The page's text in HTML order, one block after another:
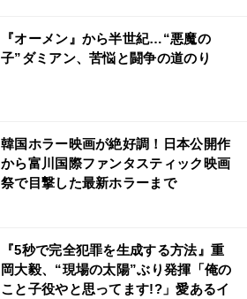
『オーメン』から半世紀…“悪魔の
子”ダミアン、苦悩と闘争の道のり
韓国ホラー映画が絶好調！日本公開作
から富川国際ファンタスティック映画
祭で目撃した最新ホラーまで
『5秒で完全犯罪を生成する方法』重
岡大毅、“現場の太陽”ぶり発揮「俺の
こと子役やと思ってます!?」愛あるイ